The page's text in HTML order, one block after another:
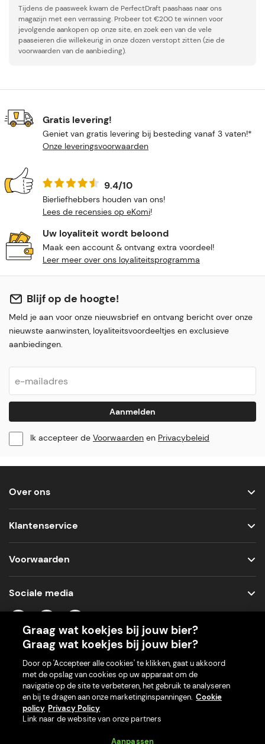
Tijdens de paasweek kwam de PerfectDraft paashaas naar ons
magazijn met een verrassing. Probeer tot €200 te winnen voor
jevolgende aankopen op onze site, en zoek een van de vele
paaseieren die willekeurig in onze dozen verstopt zitten (zie de
voorwaarden van de aanbieding).
Gratis levering!
Geniet van gratis levering bij besteding vanaf 3 vaten!*
Onze leveringsvoorwaarden
9.4/10
Bierliefhebbers houden van ons!
Lees de recensies op eKomi!
Uw loyaliteit wordt beloond
Maak een account & ontvang extra voordeel!
Leer meer over ons loyaliteitsprogramma
Blijf op de hoogte!
Meld je aan voor onze nieuwsbrief en ontvang bericht over onze
nieuwste aanwinsten, loyaliteitsvoordeeltjes en exclusieve
aanbiedingen.
Aanmelden
Ik accepteer de Voorwaarden en Privacybeleid
Over ons
Klantenservice
Voorwaarden
Sociale media
Onze app voor je machine
Graag wat koekjes bij jouw bier?
Graag wat koekjes bij jouw bier?
Door op 'Accepteer alle cookies' te klikken, gaat u akkoord
met de opslag van cookies op uw apparaat om de
navigatie op de site te verbeteren, het gebruik te analyseren
en bij te dragen aan onze marketinginspanningen. Cookie
policy Privacy Policy
Link naar de website van onze partners
Aanpassen